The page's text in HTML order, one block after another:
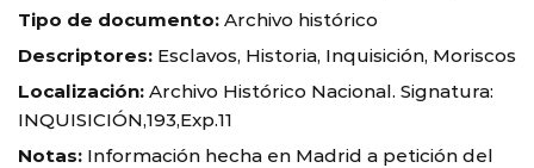
Tipo de documento: Archivo histórico
Descriptores: Esclavos, Historia, Inquisición, Moriscos
Localización: Archivo Histórico Nacional. Signatura:
INQUISICIÓN,193,Exp.11
Notas: Información hecha en Madrid a petición del